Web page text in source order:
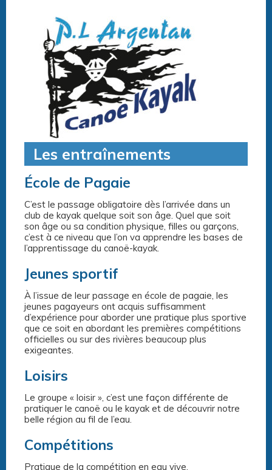
Les entraînements
École de Pagaie
C’est le passage obligatoire dès l’arrivée dans un
club de kayak quelque soit son âge. Quel que soit
son âge ou sa condition physique, filles ou garçons,
c’est à ce niveau que l’on va apprendre les bases de
l’apprentissage du canoë-kayak.
Jeunes sportif
À l’issue de leur passage en école de pagaie, les
jeunes pagayeurs ont acquis suffisamment
d’expérience pour aborder une pratique plus sportive
que ce soit en abordant les premières compétitions
officielles ou sur des rivières beaucoup plus
exigeantes.
Loisirs
Le groupe « loisir », c’est une façon différente de
pratiquer le canoë ou le kayak et de découvrir notre
belle région au fil de l’eau.
Compétitions
Pratique de la compétition en eau vive.